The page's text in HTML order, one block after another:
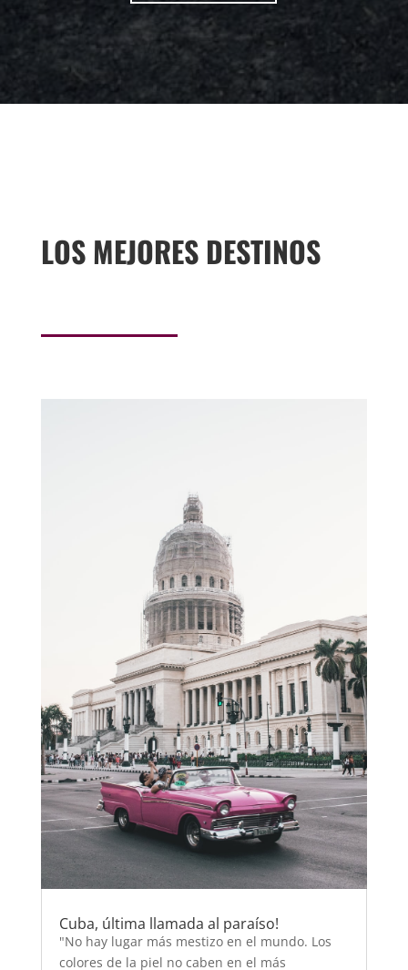
LOS MEJORES DESTINOS
Cuba, última llamada al paraíso!
"No hay lugar más mestizo en el mundo. Los
colores de la piel no caben en el más